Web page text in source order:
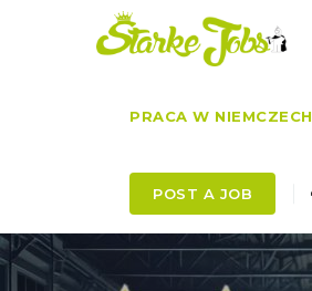
PRACA W NIEMCZECH
POST A JOB